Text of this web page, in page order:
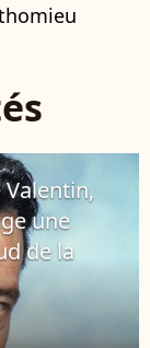
une
de la